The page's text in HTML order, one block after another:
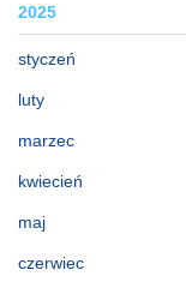
2025
styczeń
luty
marzec
kwiecień
maj
czerwiec